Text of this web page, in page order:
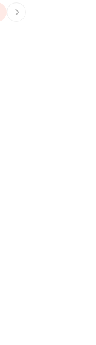
유 꽃봉오리 목련 꽃봉오